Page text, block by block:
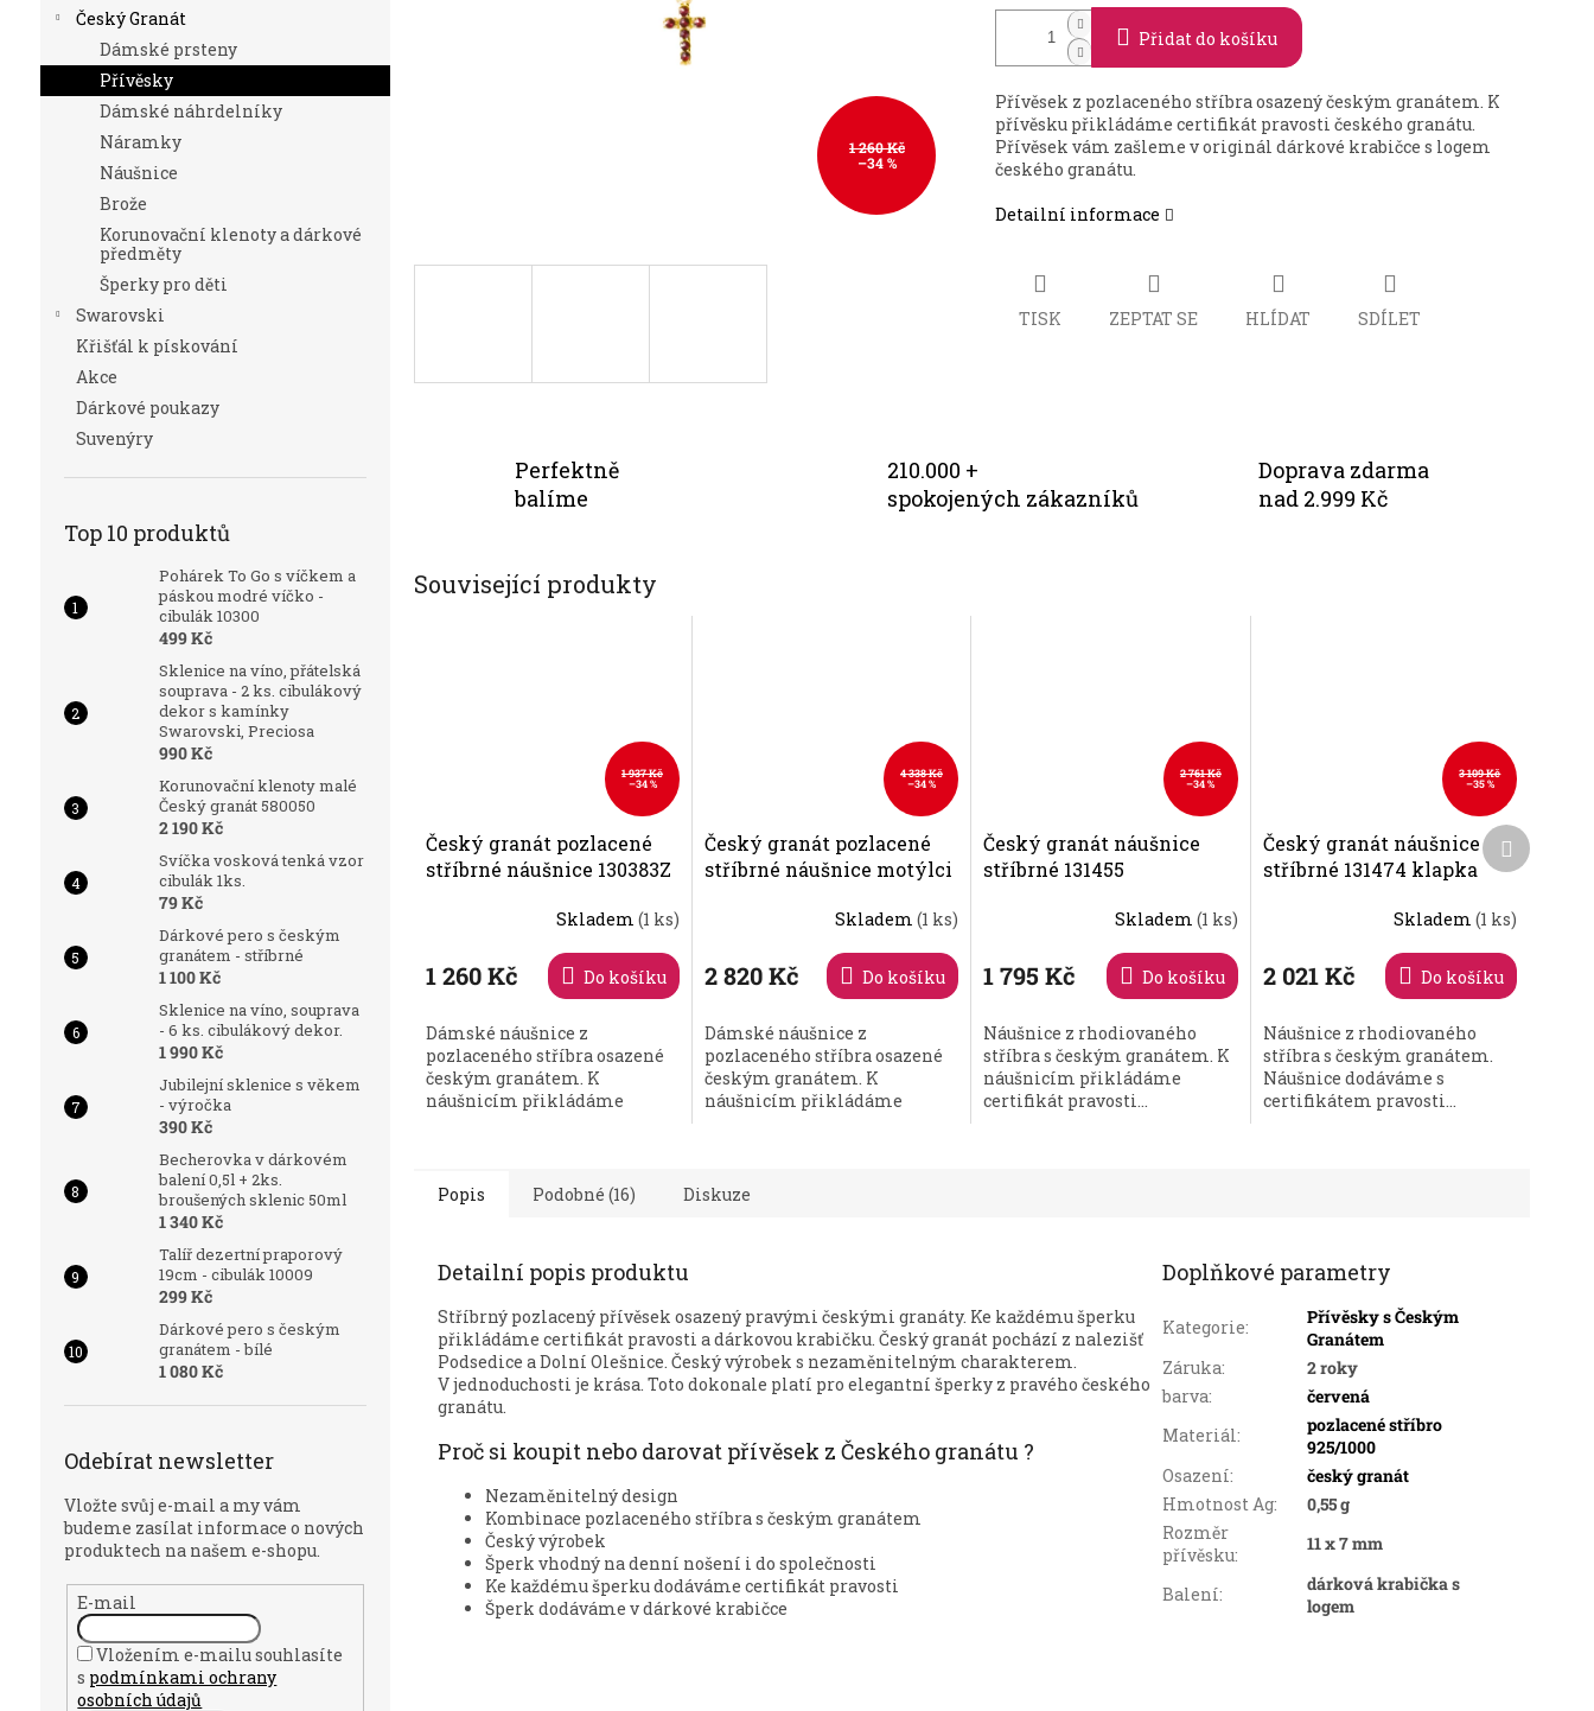
l
Český Granát
Dámské prsteny
Přívěsky
Dámské náhrdelníky
Náramky
Náušnice
Brože
Korunovační klenoty a dárkové
předměty
Šperky pro děti
Swarovski
Křišťál k pískování
Akce
Dárkové poukazy
Suvenýry
Top 10 produktů
Pohárek To Go s víčkem a
páskou modré víčko -
cibulák 10300
499 Kč
Sklenice na víno, přátelská
souprava - 2 ks. cibulákový
dekor s kamínky
Swarovski, Preciosa
990 Kč
Korunovační klenoty malé
Český granát 580050
2 190 Kč
Svíčka vosková tenká vzor
cibulák 1ks.
79 Kč
Dárkové pero s českým
granátem - stříbrné
1 100 Kč
Sklenice na víno, souprava
- 6 ks. cibulákový dekor.
1 990 Kč
Jubilejní sklenice s věkem
- výročka
390 Kč
Becherovka v dárkovém
balení 0,5l + 2ks.
broušených sklenic 50ml
1 340 Kč
Talíř dezertní praporový
19cm - cibulák 10009
299 Kč
Dárkové pero s českým
granátem - bílé
1 080 Kč
Odebírat newsletter
Vložte svůj e-mail a my vám
budeme zasílat informace o nových
produktech na našem e-shopu.
E-mail
Vložením e-mailu souhlasíte
s podmínkami ochrany
osobních údajů
1 260 Kč
–34 %
Přidat do košíku
Přívěsek z pozlaceného stříbra osazený českým granátem. K
přívěsku přikládáme certifikát pravosti českého granátu.
Přívěsek vám zašleme v originál dárkové krabičce s logem
českého granátu.
Detailní informace
TISK ZEPTAT SE HLÍDAT SDÍLET
Perfektně
balíme
210.000 +
spokojených zákazníků
Doprava zdarma
nad 2.999 Kč
Související produkty
1 937 Kč
–34 %
Český granát pozlacené
stříbrné náušnice 130383Z
Skladem(1 ks)
1 260 Kč Do košíku
Dámské náušnice z
pozlaceného stříbra osazené
českým granátem. K
náušnicím přikládáme
4 338 Kč
–34 %
Český granát pozlacené
stříbrné náušnice motýlci
produktu
je
z
5
hvězdiček.
Skladem(1 ks)
2 820 Kč Do košíku
Dámské náušnice z
pozlaceného stříbra osazené
českým granátem. K
náušnicím přikládáme
2 761 Kč
–34 %
Český granát náušnice
stříbrné 131455
Skladem (1 ks)
1 795 Kč Do košíku
Náušnice z rhodiovaného
stříbra s českým granátem. K
náušnicím přikládáme
certifikát pravosti...
3 109 Kč
–35 %
Český granát náušnice
stříbrné 131474 klapka
Skladem(1 ks)
2 021 Kč Do košíku
Náušnice z rhodiovaného
stříbra s českým granátem.
Náušnice dodáváme s
certifikátem pravosti...
Další
produkt
Popis Podobné (16) Diskuze
Detailní popis produktu
Stříbrný pozlacený přívěsek osazený pravými českými granáty. Ke každému šperku
přikládáme certifikát pravosti a dárkovou krabičku. Český granát pochází z nalezišť
Podsedice a Dolní Olešnice. Český výrobek s nezaměnitelným charakterem.
V jednoduchosti je krása. Toto dokonale platí pro elegantní šperky z pravého českého
granátu.
Proč si koupit nebo darovat přívěsek z Českého granátu ?
Nezaměnitelný design
Kombinace pozlaceného stříbra s českým granátem
Český výrobek
Šperk vhodný na denní nošení i do společnosti
Ke každému šperku dodáváme certifikát pravosti
Šperk dodáváme v dárkové krabičce
Doplňkové parametry
Kategorie:
Přívěsky s Českým
Granátem
Záruka:
2 roky
barva:
červená
Materiál:
pozlacené stříbro
925/1000
Osazení:
český granát
Hmotnost Ag:
0,55 g
Rozměr
přívěsku:
11 x 7 mm
Balení:
dárková krabička s
logem